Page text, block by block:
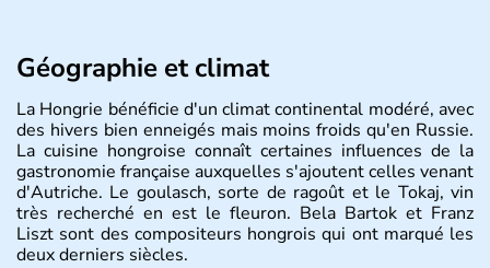
Géographie et climat
La Hongrie bénéficie d'un climat continental modéré, avec
des hivers bien enneigés mais moins froids qu'en Russie.
La cuisine hongroise connaît certaines influences de la
gastronomie française auxquelles s'ajoutent celles venant
d'Autriche. Le goulasch, sorte de ragoût et le Tokaj, vin
très recherché en est le fleuron. Bela Bartok et Franz
Liszt sont des compositeurs hongrois qui ont marqué les
deux derniers siècles.